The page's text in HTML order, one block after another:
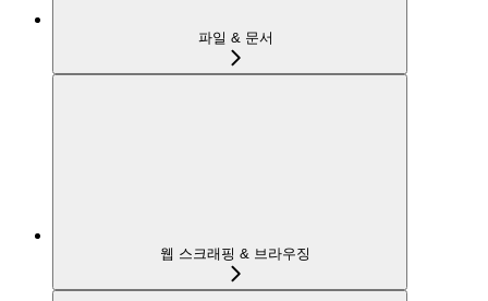
파일 & 문서
웹 스크래핑 & 브라우징